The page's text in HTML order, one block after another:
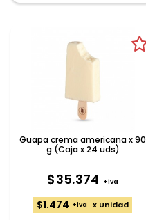
Guapa crema americana x 90
g (Caja x 24 uds)
$35.374 +iva
$1.474 +iva x Unidad